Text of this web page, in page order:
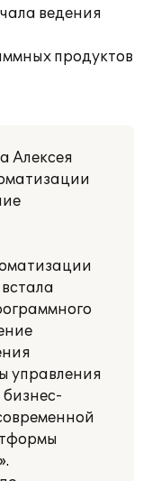
ведения
продуктов
Алексея
управления